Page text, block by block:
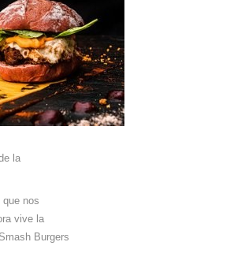
la
que nos
vive la
Burgers